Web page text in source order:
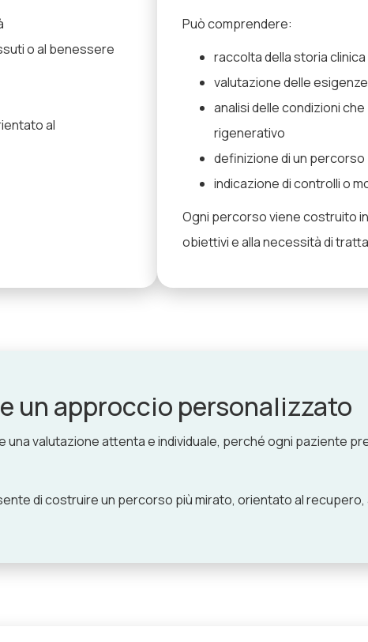
o al benessere
al
Può comprendere:
raccolta della storia
valutazione delle
analisi delle condizioni
rigenerativo
definizione di un
indicazione di controlli o
Ogni percorso viene costruito
obiettivi e alla necessità di
un approccio personalizzato
una valutazione attenta e individuale, perché ogni paziente
di costruire un percorso più mirato, orientato al recupero,